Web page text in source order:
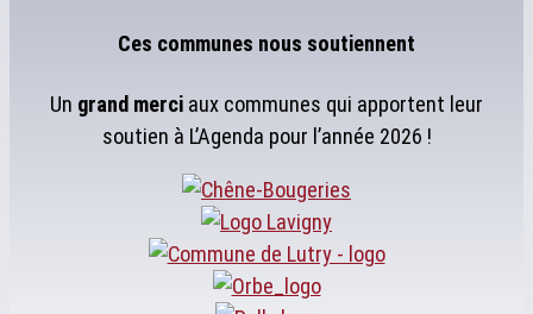
Ces communes nous soutiennent
Un grand merci aux communes qui apportent leur
soutien à L’Agenda pour l’année 2026 !